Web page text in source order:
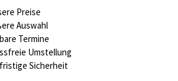
Preise
Auswahl
Termine
Umstellung
Sicherheit